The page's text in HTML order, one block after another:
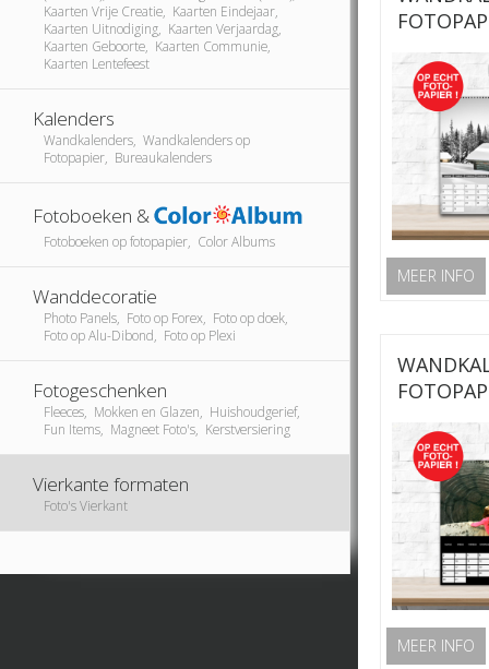
Kaarten Vrije Creatie, Kaarten Eindejaar,
Kaarten Uitnodiging, Kaarten Verjaardag,
Kaarten Geboorte, Kaarten Communie,
Kaarten Lentefeest
Kalenders
Wandkalenders, Wandkalenders op
Fotopapier, Bureaukalenders
Fotoboeken &
Fotoboeken op fotopapier, Color Albums
Wanddecoratie
Photo Panels, Foto op Forex, Foto op doek,
Foto op Alu-Dibond, Foto op Plexi
Fotogeschenken
Fleeces, Mokken en Glazen, Huishoudgerief,
Fun Items, Magneet Foto's, Kerstversiering
Vierkante formaten
Foto's Vierkant
MEER INFO
MEER INFO